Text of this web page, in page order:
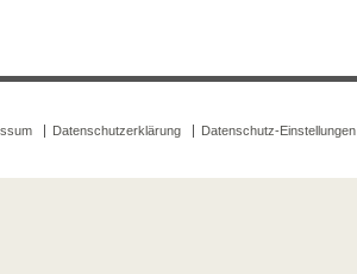
Datenschutzerklärung Datenschutz-Einstellungen